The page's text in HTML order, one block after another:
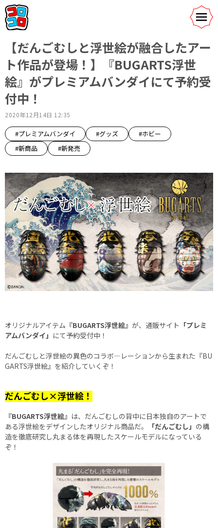
【だんごむしと浮世絵が融合したアー
ト作品が登場！】『BUGARTS浮世
絵』がプレミアムバンダイにて予約受
付中！
2020年12月14日 12:35
#プレミアムバンダイ #グッズ
#ホビー
#新商品
#新発売
オリジナルアイテム 『BUGARTS浮世絵』 が、通販サイト 「プレミ
アムバンダイ」 にて予約受付中！
だんごむしと浮世絵の異色のコラボ―レーションから生まれた『BU
GARTS浮世絵』を紹介していくぞ！
だんごむし×浮世絵！
『BUGARTS浮世絵』 は、だんごむしの背中に日本独自のアートで
ある浮世絵をデザインしたオリジナル商品だ。
「だんごむし」 の構
造を徹底研究し丸まる体を再現したスケールモデルになっている
ぞ！